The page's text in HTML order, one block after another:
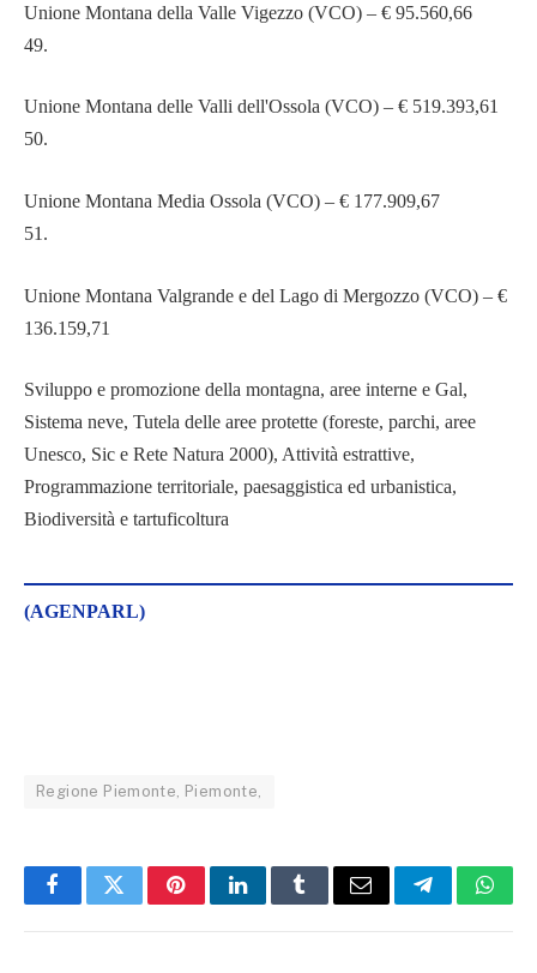
Unione Montana della Valle Vigezzo (VCO) – € 95.560,66
49.
Unione Montana delle Valli dell'Ossola (VCO) – € 519.393,61
50.
Unione Montana Media Ossola (VCO) – € 177.909,67
51.
Unione Montana Valgrande e del Lago di Mergozzo (VCO) – €
136.159,71
Sviluppo e promozione della montagna, aree interne e Gal,
Sistema neve, Tutela delle aree protette (foreste, parchi, aree
Unesco, Sic e Rete Natura 2000), Attività estrattive,
Programmazione territoriale, paesaggistica ed urbanistica,
Biodiversità e tartuficoltura
(AGENPARL)
Regione Piemonte, Piemonte,
FacebookTwitterPinterestLinkedInTumblrEmail Telegram